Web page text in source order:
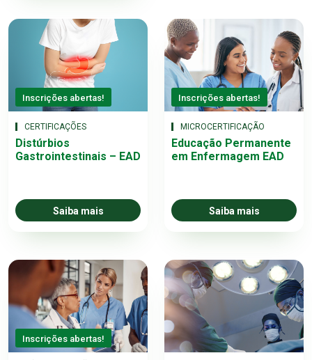
Inscrições abertas!
CERTIFICAÇÕES
Distúrbios
Gastrointestinais – EAD
Saiba mais
Inscrições abertas!
MICROCERTIFICAÇÃO
Educação Permanente
em Enfermagem EAD
Saiba mais
Inscrições abertas!